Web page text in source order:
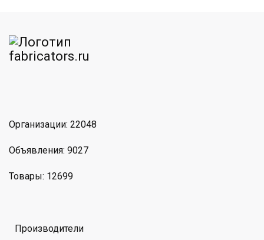
Организации: 22048
Объявления: 9027
Товары: 12699
Производители